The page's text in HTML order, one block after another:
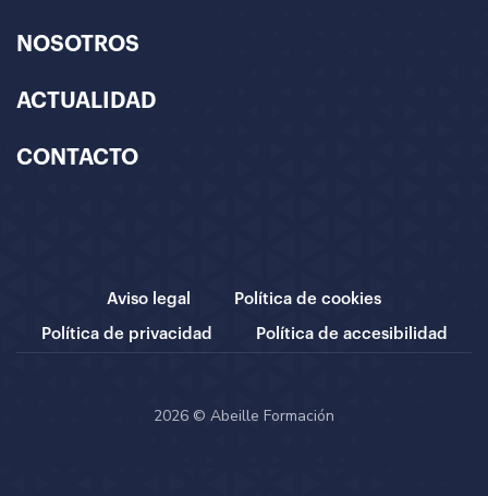
NOSOTROS
ACTUALIDAD
CONTACTO
Aviso legal Política de cookies
Política de privacidad Política de accesibilidad
2026 © Abeille Formación